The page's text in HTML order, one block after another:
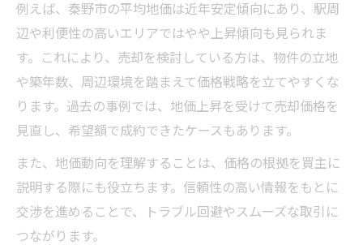
例えば、秦野市の平均地価は近年安定傾向にあり、駅周
辺や利便性の高いエリアではやや上昇傾向も見られま
す。これにより、売却を検討している方は、物件の立地
や築年数、周辺環境を踏まえて価格戦略を立てやすくな
ります。過去の事例では、地価上昇を受けて売却価格を
見直し、希望額で成約できたケースもあります。
また、地価動向を理解することは、価格の根拠を買主に
説明する際にも役立ちます。信頼性の高い情報をもとに
交渉を進めることで、トラブル回避やスムーズな取引に
つながります。